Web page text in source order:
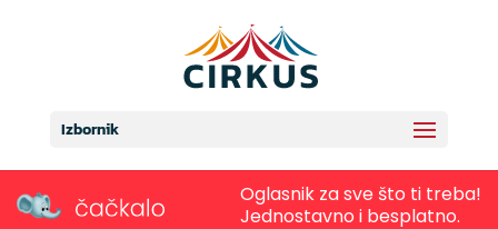
Izbornik